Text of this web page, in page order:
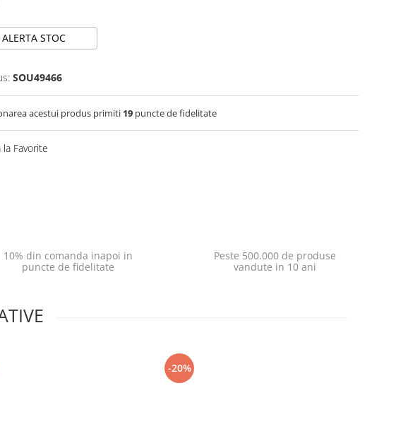
ALERTA STOC
SOU49466
acestui produs primiti 19 puncte de fidelitate
la Favorite
10% din comanda inapoi in
puncte de fidelitate
Peste 500.000 de produse
vandute in 10 ani
-20%